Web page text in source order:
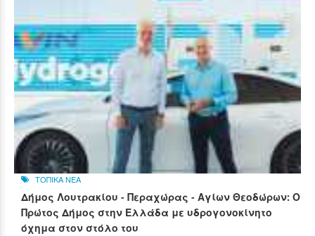
ΤΟΠΙΚΑ ΝΕΑ
Δήμος Λουτρακίου - Περαχώρας - Αγίων Θεοδώρων: Ο
Πρώτος Δήμος στην Ελλάδα με υδρογονοκίνητο
όχημα στον στόλο του